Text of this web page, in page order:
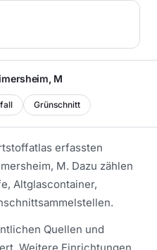
M
Grünschnitt
erfassten
M. Dazu zählen
Altglascontainer,
Quellen und